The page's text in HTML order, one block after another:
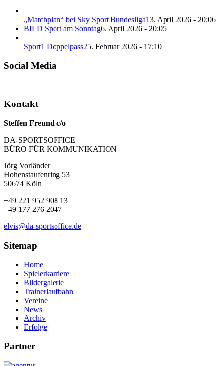
„Matchplan“ bei Sky Sport Bundesliga13. April 2026 - 20:06
BILD Sport am Sonntag6. April 2026 - 20:05
Sport1 Doppelpass25. Februar 2026 - 17:10
Social Media
Kontakt
Steffen Freund c/o
DA-SPORTSOFFICE
BÜRO FÜR KOMMUNIKATION
Jörg Vorländer
Hohenstaufenring 53
50674 Köln
+49 221 952 908 13
+49 177 276 2047
elvis@da-sportsoffice.de
Sitemap
Home
Spielerkarriere
Bildergalerie
Trainerlaufbahn
Vereine
News
Archiv
Erfolge
Partner